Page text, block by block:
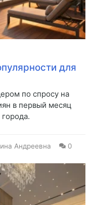
для
по спросу на
в первый месяц
Андреевна 0